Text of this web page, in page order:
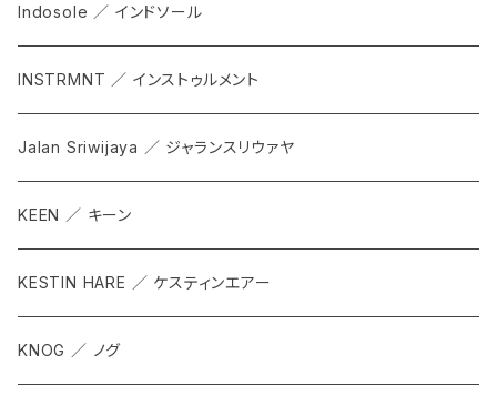
Indosole ／ インドソール
INSTRMNT ／ インストゥルメント
Jalan Sriwijaya ／ ジャランスリウァヤ
KEEN ／ キーン
KESTIN HARE ／ ケスティンエアー
KNOG ／ ノグ